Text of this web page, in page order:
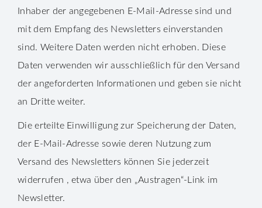
Inhaber der angegebenen E-Mail-Adresse sind und
mit dem Empfang des Newsletters einverstanden
sind. Weitere Daten werden nicht erhoben. Diese
Daten verwenden wir ausschließlich für den Versand
der angeforderten Informationen und geben sie nicht
an Dritte weiter.
Die erteilte Einwilligung zur Speicherung der Daten,
der E-Mail-Adresse sowie deren Nutzung zum
Versand des Newsletters können Sie jederzeit
widerrufen , etwa über den „Austragen“-Link im
Newsletter.